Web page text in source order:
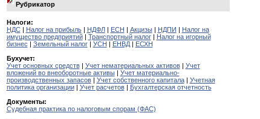
Рубрикатор
Налоги:
НДС| Налог на прибыль| НДФЛ| ЕСН | Акцизы| НДПИ | Налог на
имущество предприятий| Транспортный налог| Налог на игорный
бизнес | Земельный налог| УСН | ЕНВД| ЕСХН
Бухучет:
Учет основных средств| Учет нематериальных активов| Учет
вложений во внеоборотные активы| Учет материально-
производственных запасов| Учет собственного капитала| Учетная
политика организации| Учет расчетов| Бухгалтерская отчетность
Документы:
Судебная практика по налоговым спорам (ФАС)